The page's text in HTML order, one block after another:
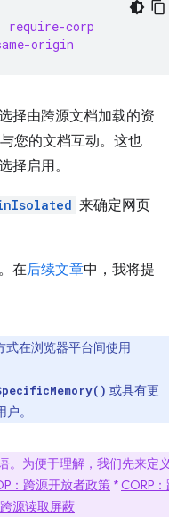
require-corp
origin
择由跨源文档加载的资
您的文档互动。这也
择启用。
来确定网页
在后续文章中，我将提
式在浏览器平台间使用
或具有更
。
。为便于理解，我们先来定
：跨源开放者政策 * CORP
源读取屏蔽